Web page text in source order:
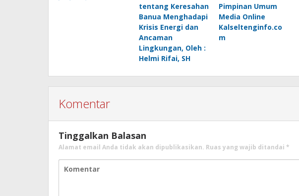
tentang Keresahan
Banua Menghadapi
Krisis Energi dan
Ancaman
Lingkungan, Oleh :
Helmi Rifai, SH
Pimpinan Umum
Media Online
Kalseltenginfo.co
m
Komentar
Tinggalkan Balasan
Alamat email Anda tidak akan dipublikasikan. Ruas yang wajib ditandai *